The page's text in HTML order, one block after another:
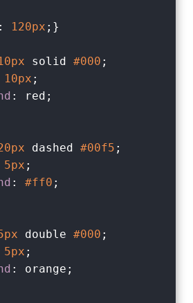
: 120px ;}
solid #000 ;
10px ;
: red;
dashed #00f5 ;
5px ;
: #ff0 ;
double #000 ;
5px ;
: orange;